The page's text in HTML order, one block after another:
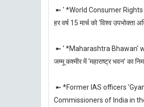
➼ ' *World Consumer
हर वर्ष 15 मार्च को ‘विश्व उपभोक्‍ता
➼ ' *Maharashtra Bhawan'
जम्मू कश्मीर में ‘महाराष्ट्र भवन’ का
➼ *Former IAS officers
Commissioners of India in